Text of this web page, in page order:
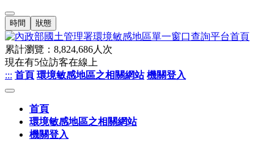
時間 狀態
累計瀏覽： 8,824,686人次
現在有5位訪客在線上
::: 首頁 環境敏感地區之相關網站 機關登入
首頁
環境敏感地區之相關網站
機關登入